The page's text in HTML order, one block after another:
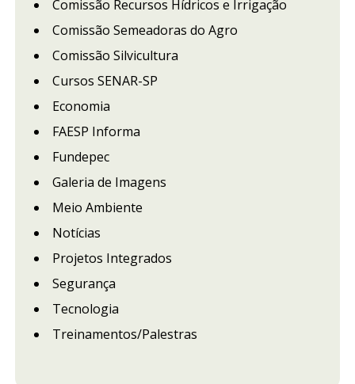
Comissão Recursos Hídricos e Irrigação
Comissão Semeadoras do Agro
Comissão Silvicultura
Cursos SENAR-SP
Economia
FAESP Informa
Fundepec
Galeria de Imagens
Meio Ambiente
Notícias
Projetos Integrados
Segurança
Tecnologia
Treinamentos/Palestras